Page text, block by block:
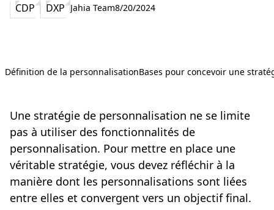
CDP DXP Jahia Team8/20/2024
Définition de la personnalisationBases pour concevoir une
Une stratégie de personnalisation ne se limite
pas à utiliser des fonctionnalités de
personnalisation. Pour mettre en place une
véritable stratégie, vous devez réfléchir à la
manière dont les personnalisations sont liées
entre elles et convergent vers un objectif final.